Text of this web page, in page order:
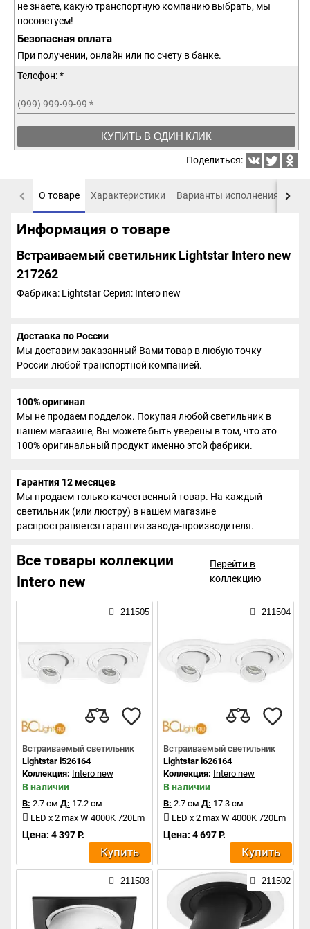
не знаете, какую транспортную компанию выбрать, мы
посоветуем!
Безопасная оплата
При получении, онлайн или по счету в банке.
Телефон: *
(999) 999-99-99 *
КУПИТЬ В ОДИН КЛИК
Поделиться:
О товаре Характеристики Варианты исполнения
Информация о товаре
Встраиваемый светильник Lightstar Intero new
217262
Фабрика: LightstarСерия: Intero new
Доставка по России
Мы доставим заказанный Вами товар в любую точку
России любой транспортной компанией.
100% оригинал
Мы не продаем подделок. Покупая любой светильник в
нашем магазине, Вы можете быть уверены в том, что это
100% оригинальный продукт именно этой фабрики.
Гарантия 12 месяцев
Мы продаем только качественный товар. На каждый
светильник (или люстру) в нашем магазине
распространяется гарантия завода-производителя.
Все товары коллекции
Intero new
Перейти в
коллекцию
211505
Встраиваемый светильник
Lightstar i526164
Коллекция: Intero new
В наличии
В: 2.7 см Д: 17.2 см
LED x 2 max W 4000K 720Lm
Цена: 4 397 Р.
Купить
211504
Встраиваемый светильник
Lightstar i626164
Коллекция: Intero new
В наличии
В: 2.7 см Д: 17.3 см
LED x 2 max W 4000K 720Lm
Цена: 4 697 Р.
Купить
211503 211502